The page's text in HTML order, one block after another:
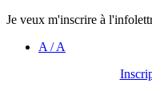
Je veux m'inscrire à
A /A